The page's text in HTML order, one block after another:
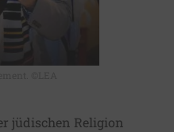
jüdischen Religion